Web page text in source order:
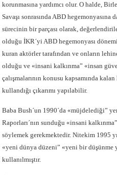
korunmasına yardımcı olur. O halde,
Savaşı sonrasında ABD hegemonyasına
sürecinin bir parçası olarak,
olduğu İKR´yi ABD hegemonyası
kuran aktörler tarafından ve onların
olduğu ve «insani kalkınma” «insan
çalışmalarının konusu kapsamında
kullandığı çıkarımı yapılabilir.
Baba Bush´un 1990´da «müjdelediği”
Raporları´nın sunduğu «insani
söylemek gerekmektedir. Nitekim 1995
«yeni dünya düzeni” «yeni bir düşünme
kullanılmıştır.